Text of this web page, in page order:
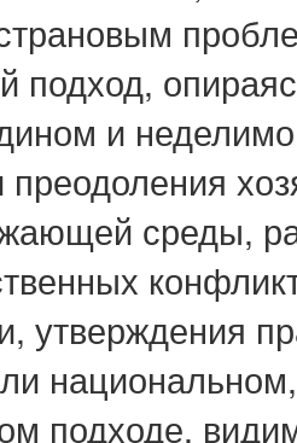
подход,
и
среды,
утверждения
подходе,